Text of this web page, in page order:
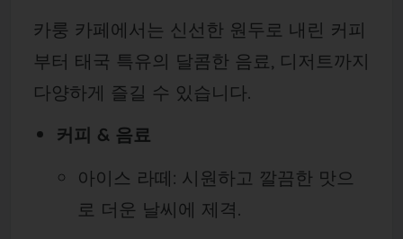
카룽 카페에서는 신선한 원두로 내린 커피
부터 태국 특유의 달콤한 음료, 디저트까지
다양하게 즐길 수 있습니다.
커피 & 음료
아이스 라떼: 시원하고 깔끔한 맛으
로 더운 날씨에 제격.